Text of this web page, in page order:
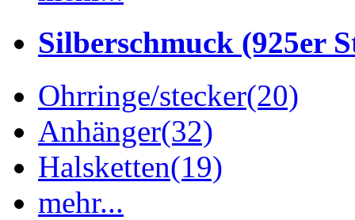
Silberschmuck (925er
Ohrringe/stecker(20)
Anhänger(32)
Halsketten(19)
mehr...